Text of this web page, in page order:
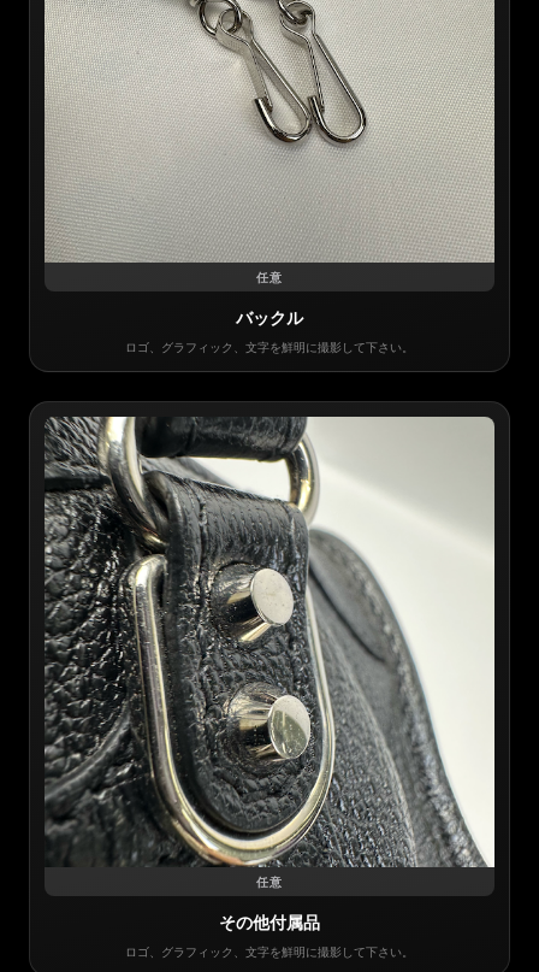
任意
バックル
ロゴ、グラフィック、文字を鮮明に撮影して下さい。
任意
その他付属品
ロゴ、グラフィック、文字を鮮明に撮影して下さい。